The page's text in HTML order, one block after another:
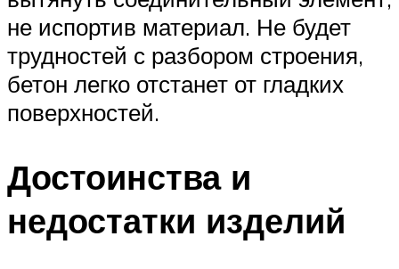
не испортив материал. Не будет
трудностей с разбором строения,
бетон легко отстанет от гладких
поверхностей.
Достоинства и
недостатки изделий